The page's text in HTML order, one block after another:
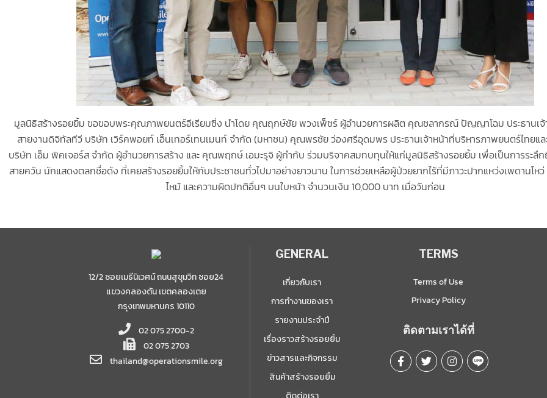
มูลนิธิสร้างรอยยิ้ม ขอขอบพระคุณภาพยนตร์อีเรียมซิ่ง นำโดย คุณฤกษ์ชัย พวงเพ็ชร์ ผู้อำนวยการผลิต คุณชลากรณ์ ปัญญาโฉม ประธานเจ้
สายงานดิจิทัลทีวี บริษัท เวิร์คพอยท์ เอ็นเทอร์เทนเมนท์ จำกัด (มหาชน) คุณพรชัย ว่องศรีอุดมพร ประธานเจ้าหน้าที่บริหารภาพยนตร์ไทยแล
บริษัท เอ็ม พิคเจอร์ส จำกัด ผู้อำนวยการสร้าง และ คุณพฤกษ์ เอมะรุจิ ผู้กำกับ ร่วมบริจาคสมทบทุนให้แก่มูลนิธิสร้างรอยยิ้ม เพื่อเป็นการระลึ
สายควัน นักแสดงตลกชื่อดัง ที่เคยสร้างรอยยิ้มให้กับประชาชนทั่วไปมาอย่างยาวนาน ในการช่วยเหลือผู้ป่วยยากไร้ที่มีภาวะปากแหว่งเพดานโห
ไหม้ และความผิดปกติอื่นๆ บนใบหน้า จำนวนเงิน 10,000 บาท เมื่อวันก่อน
12/2 ซอยเมธีนิเวศน์ ถนนสุขุมวิท ซอย24
แขวงคลองตัน เขตคลองเตย
กรุงเทพมหานคร 10110
02 075 2700-2
02 075 2703
thailand@operationsmile.org
GENERAL
เกี่ยวกับเรา
การทำงานของเรา
รายงานประจำปี
เรื่องราวสร้างรอยยิ้ม
ข่าวสารและกิจกรรม
สินค้าสร้างรอยยิ้ม
TERMS
Terms of Use
Privacy Policy
ติดตามเราได้ที่